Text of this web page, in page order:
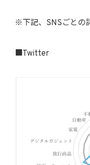
※下記、SNSごとの
■Twitter